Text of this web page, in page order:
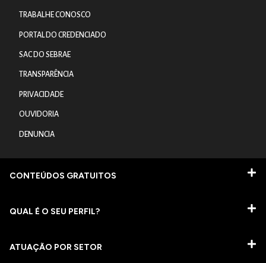
TRABALHE CONOSCO
PORTAL DO CREDENCIADO
SAC DO SEBRAE
TRANSPARÊNCIA
PRIVACIDADE
OUVIDORIA
DENUNCIA
CONTEÚDOS GRATUITOS
QUAL É O SEU PERFIL?
ATUAÇÃO POR SETOR